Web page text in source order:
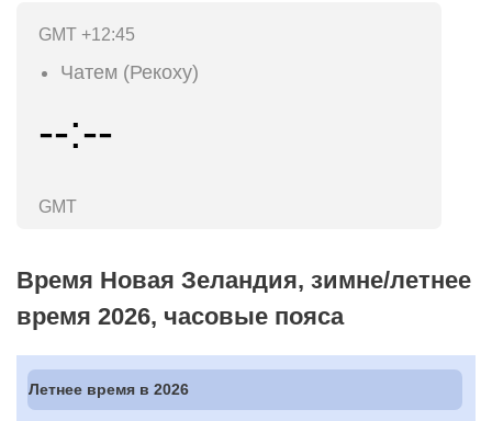
GMT +12:45
Чатем (Рекоху)
--:--
GMT
Время Новая Зеландия, зимне/летнее
время 2026, часовые пояса
Летнее время в 2026